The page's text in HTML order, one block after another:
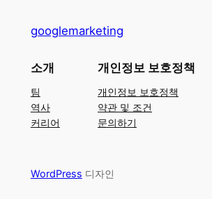
googlemarketing
소개
팀
역사
커리어
개인정보 보호정책
개인정보 보호정책
약관 및 조건
문의하기
WordPress 디자인